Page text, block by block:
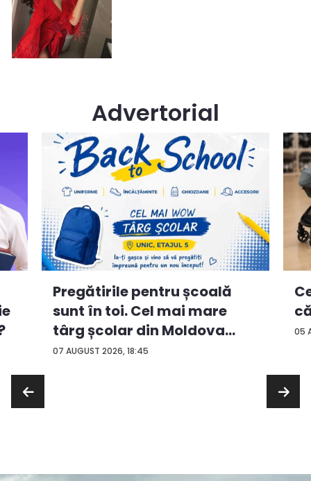
Advertorial
07 AUGUST 2026, 18:45
Pregătirile pentru școală
sunt în toi. Cel mai mare
târg școlar din Moldova
con...
05